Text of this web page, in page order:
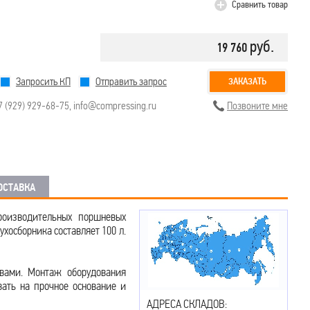
Сравнить товар
19 760 руб.
Запросить КП Отправить запрос ЗАКАЗАТЬ
(929) 929-68-75, info@compressing.ru Позвоните мне
поршневых
составляет 100 л.
Монтаж оборудования
на прочное основание и
АДРЕСА СКЛАДОВ: